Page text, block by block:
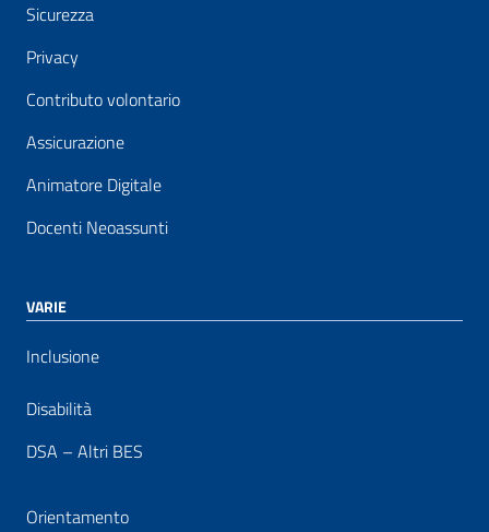
Sicurezza
Privacy
Contributo volontario
Assicurazione
Animatore Digitale
Docenti Neoassunti
VARIE
Inclusione
Disabilità
DSA – Altri BES
Orientamento